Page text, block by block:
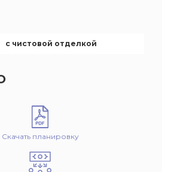
с чистовой отделкой
Скачать планировку